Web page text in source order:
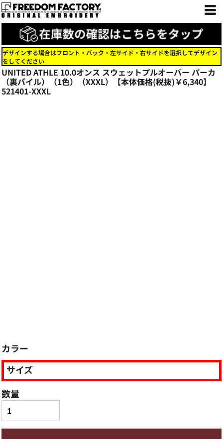
デザインする場合はフロント・バック・左サイド・右サイドを選択してデザイン
をしてください
UNITED ATHLE 10.0オンス スウェットプルオーバー パーカ
（裏パイル）（1色）（XXXL）【本体価格(税抜)￥6,340】
521401-XXXL
カラー
サイズ
数量